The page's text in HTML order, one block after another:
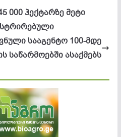
000 ჰექტარზე მეტი
სააგენტო 100-მდე
საწარმოებში ასაქმებს